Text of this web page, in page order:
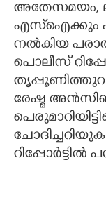
അതേസമയം,
എസ്ഐക്കും
നല്‍കിയ
പൊലീസ്
തൃപ്പൂണിത്തുറ
രേഷ്മ
റിപ്പോര്‍ട്ടിൽ